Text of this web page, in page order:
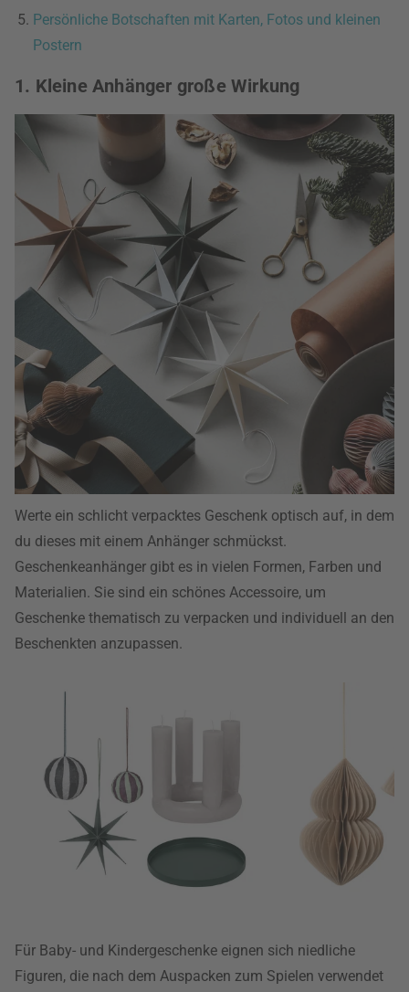
Persönliche Botschaften mit Karten, Fotos und kleinen
Postern
1. Kleine Anhänger große Wirkung
Werte ein schlicht verpacktes Geschenk optisch auf, in dem
du dieses mit einem Anhänger schmückst.
Geschenkeanhänger gibt es in vielen Formen, Farben und
Materialien. Sie sind ein schönes Accessoire, um
Geschenke thematisch zu verpacken und individuell an den
Beschenkten anzupassen.
Für Baby- und Kindergeschenke eignen sich niedliche
Figuren, die nach dem Auspacken zum Spielen verwendet